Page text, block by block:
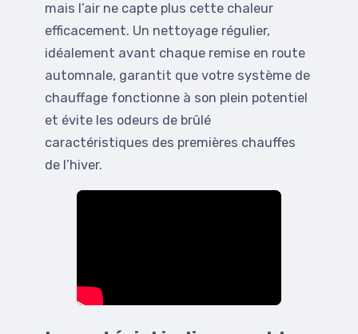
mais l’air ne capte plus cette chaleur
efficacement. Un nettoyage régulier,
idéalement avant chaque remise en route
automnale, garantit que votre système de
chauffage fonctionne à son plein potentiel
et évite les odeurs de brûlé
caractéristiques des premières chauffes
de l’hiver.